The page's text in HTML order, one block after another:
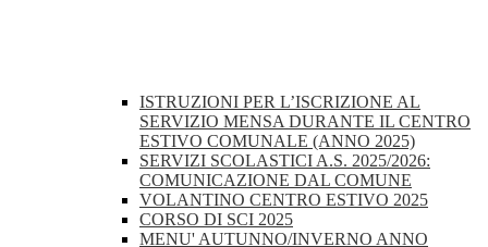
ISTRUZIONI PER L’ISCRIZIONE AL
SERVIZIO MENSA DURANTE IL CENTRO
ESTIVO COMUNALE (ANNO 2025)
SERVIZI SCOLASTICI A.S. 2025/2026:
COMUNICAZIONE DAL COMUNE
VOLANTINO CENTRO ESTIVO 2025
CORSO DI SCI 2025
MENU' AUTUNNO/INVERNO ANNO